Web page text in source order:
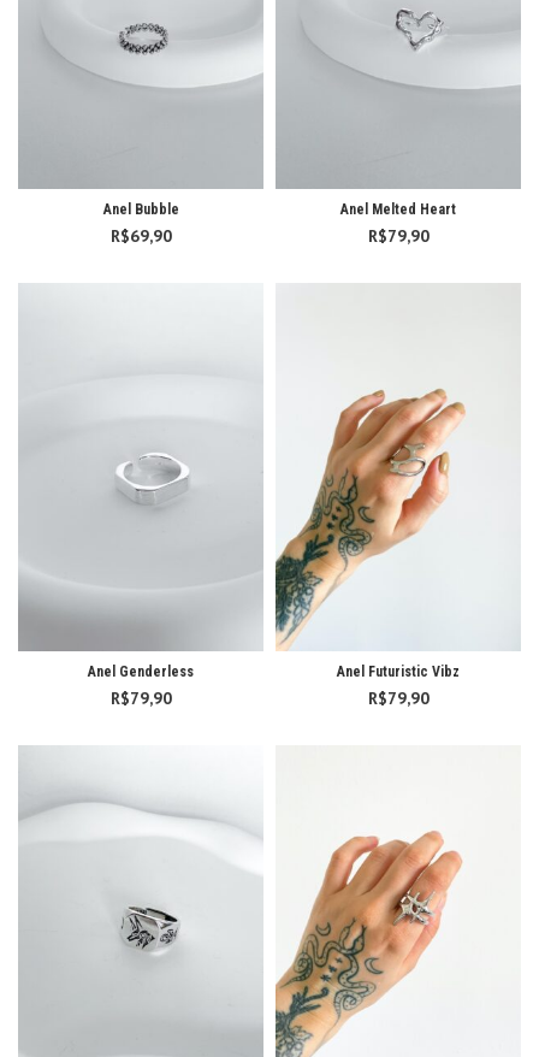
Anel Bubble
R$69,90
Anel Melted Heart
R$79,90
Anel Genderless
R$79,90
Anel Futuristic Vibz
R$79,90